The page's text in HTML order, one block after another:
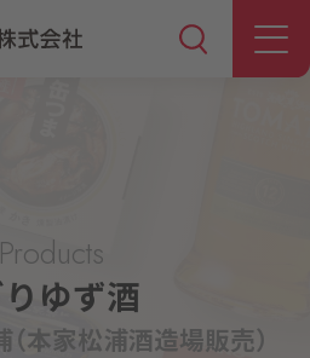
Products
ゆず酒
本家松浦酒造場販売）